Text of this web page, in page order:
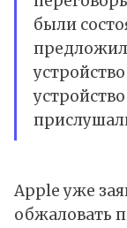
были
предложил
Apple уже
обжаловать